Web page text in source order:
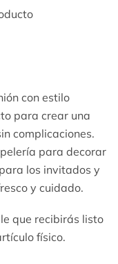
con estilo
para crear una
complicaciones.
para decorar
los invitados y
y cuidado.
que recibirás listo
físico.